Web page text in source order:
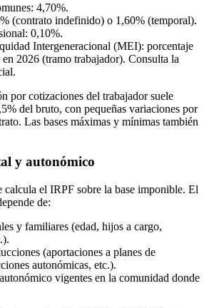
4,70%.
(contrato indefinido) o 1,60% (temporal).
0,10%.
Intergeneracional (MEI): porcentaje
2026 (tramo trabajador). Consulta la
por cotizaciones del trabajador suele
del bruto, con pequeñas variaciones por
Las bases máximas y mínimas también
y autonómico
calcula el IRPF sobre la base imponible. El
de:
y familiares (edad, hijos a cargo,
(aportaciones a planes de
autonómicas, etc.).
vigentes en la comunidad donde